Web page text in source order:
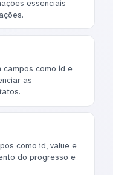
essenciais
como id e
as
como id, value e
do progresso e